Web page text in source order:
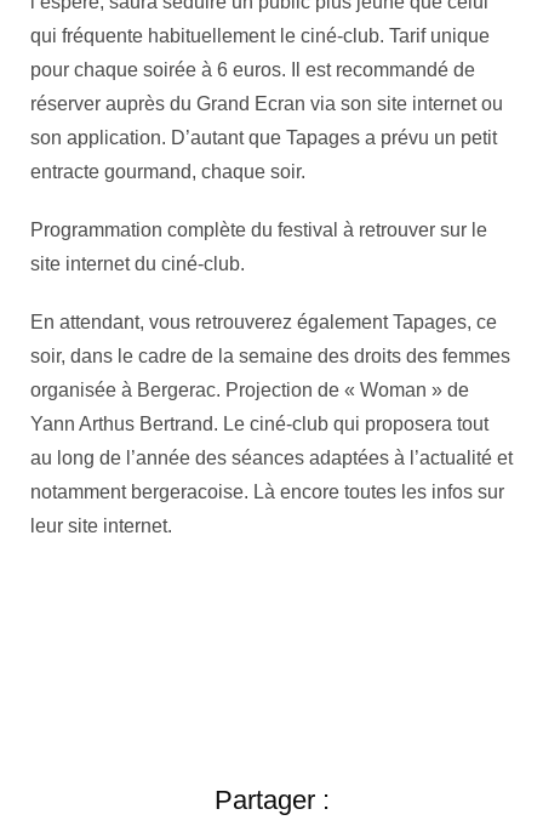
qui fréquente habituellement le ciné-club. Tarif unique
pour chaque soirée à 6 euros. Il est recommandé de
réserver auprès du Grand Ecran via son site internet ou
son application. D’autant que Tapages a prévu un petit
entracte gourmand, chaque soir.
Programmation complète du festival à retrouver sur le
site internet du ciné-club.
En attendant, vous retrouverez également Tapages, ce
soir, dans le cadre de la semaine des droits des femmes
organisée à Bergerac. Projection de « Woman » de
Yann Arthus Bertrand. Le ciné-club qui proposera tout
au long de l’année des séances adaptées à l’actualité et
notamment bergeracoise. Là encore toutes les infos sur
leur site internet.
Partager :